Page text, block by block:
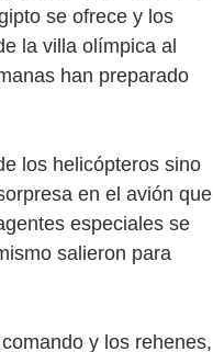
se ofrece y los
la villa olímpica al
han preparado
los helicópteros sino
en el avión que
especiales se
salieron para
y los rehenes,